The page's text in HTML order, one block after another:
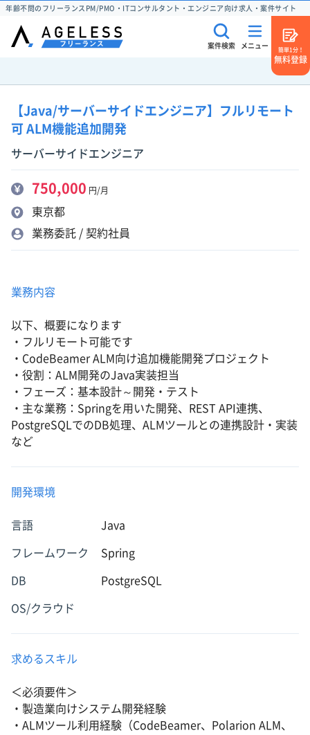
年齢不問のフリーランスPM/PMO・ITコンサルタント・エンジニア向け求人・案件サイト
案件検索 メニュー
簡単1分！
無料登録
【Java/サーバーサイドエンジニア】フルリモート
可 ALM機能追加開発
サーバーサイドエンジニア
750,000 円/月
東京都
業務委託 / 契約社員
業務内容
以下、概要になります
・フルリモート可能です
・CodeBeamer ALM向け追加機能開発プロジェクト
・役割：ALM開発のJava実装担当
・フェーズ：基本設計～開発・テスト
・主な業務：Springを用いた開発、REST API連携、
PostgreSQLでのDB処理、ALMツールとの連携設計・実装
など
開発環境
言語 Java
フレームワーク Spring
DB PostgreSQL
OS/クラウド
求めるスキル
＜必須要件＞
・製造業向けシステム開発経験
・ALMツール利用経験（CodeBeamer、Polarion ALM、